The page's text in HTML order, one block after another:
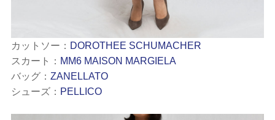
カットソー： DOROTHEE SCHUMACHER
スカート： MM6 MAISON MARGIELA
バッグ： ZANELLATO
シューズ： PELLICO